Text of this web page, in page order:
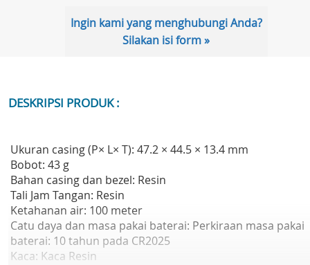
Ingin kami yang menghubungi Anda?
Silakan isi form »
DESKRIPSI PRODUK :
Ukuran casing (P× L× T): 47.2 × 44.5 × 13.4 mm
Bobot: 43 g
Bahan casing dan bezel: Resin
Tali Jam Tangan: Resin
Ketahanan air: 100 meter
Catu daya dan masa pakai baterai: Perkiraan masa pakai
baterai: 10 tahun pada CR2025
Kaca: Kaca Resin